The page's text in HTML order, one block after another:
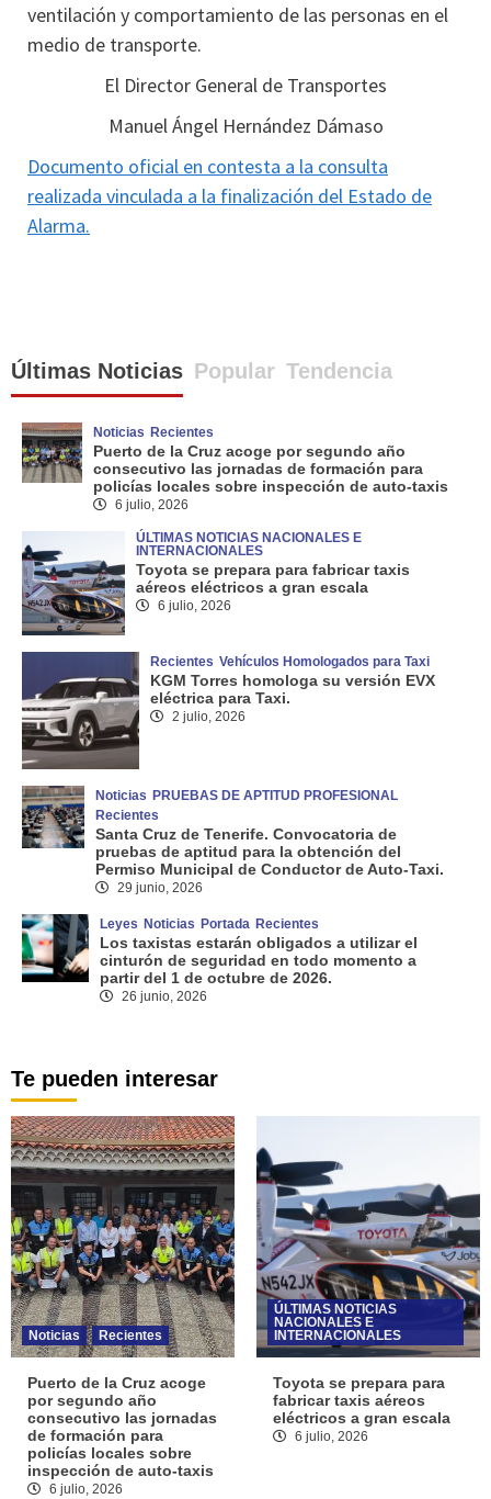
ventilación y comportamiento de las personas en el
medio de transporte.
El Director General de Transportes
Manuel Ángel Hernández Dámaso
Documento oficial en contesta a la consulta
realizada vinculada a la finalización del Estado de
Alarma.
Últimas Noticias Popular Tendencia
Noticias Recientes
Puerto de la Cruz acoge por segundo año
consecutivo las jornadas de formación para
policías locales sobre inspección de auto-taxis
6 julio, 2026
ÚLTIMAS NOTICIAS NACIONALES E
INTERNACIONALES
Toyota se prepara para fabricar taxis
aéreos eléctricos a gran escala
6 julio, 2026
Recientes Vehículos Homologados para Taxi
KGM Torres homologa su versión EVX
eléctrica para Taxi.
2 julio, 2026
Noticias PRUEBAS DE APTITUD PROFESIONAL
Recientes
Santa Cruz de Tenerife. Convocatoria de
pruebas de aptitud para la obtención del
Permiso Municipal de Conductor de Auto-Taxi.
29 junio, 2026
Leyes Noticias Portada Recientes
Los taxistas estarán obligados a utilizar el
cinturón de seguridad en todo momento a
partir del 1 de octubre de 2026.
26 junio, 2026
Te pueden interesar
Noticias Recientes
Puerto de la Cruz acoge
por segundo año
consecutivo las jornadas
de formación para
policías locales sobre
inspección de auto-taxis
6 julio, 2026
ÚLTIMAS NOTICIAS
NACIONALES E
INTERNACIONALES
Toyota se prepara para
fabricar taxis aéreos
eléctricos a gran escala
6 julio, 2026